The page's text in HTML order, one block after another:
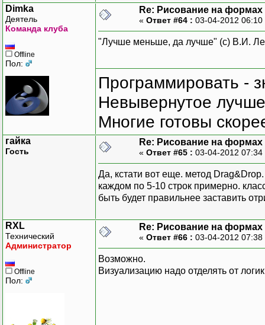
Dimka
Деятель
Команда клуба
Offline
Пол:
Re: Рисование на формах
« Ответ #64 : 03-04-2012
"Лучше меньше, да лучше" (с) В.И.
Программировать -
Невывернутое
Многие готовы
гайка
Гость
Re: Рисование на формах
« Ответ #65 : 03-04-2012
Да, кстати вот еще. метод
каждом по 5-10 строк примерно.
быть будет правильнее заставить
RXL
Технический
Администратор
Offline
Пол:
Re: Рисование на формах
« Ответ #66 : 03-04-2012
Возможно.
Визуализацию надо отделять от